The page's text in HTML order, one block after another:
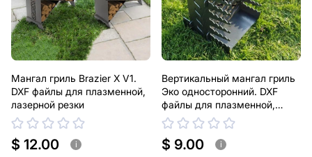
Мангал гриль Brazier X V1.
DXF файлы для плазменной,
лазерной резки
$ 12.00 i
Вертикальный мангал гриль
Эко односторонний. DXF
файлы для плазменной,
лазерной резки
$ 9.00 i